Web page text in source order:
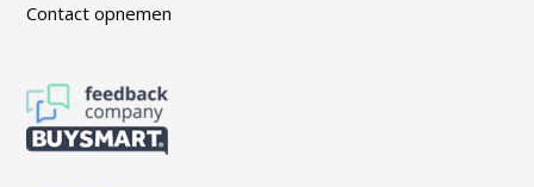
Contact opnemen